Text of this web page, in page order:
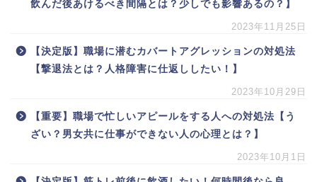
飲んだ後あけるべき間隔とは？少しでも影響あるの？】
2023年11月25日
【決定版】職場に潜むカバートアグレッションの対処法
【撃退法とは？人格障害に仕返ししたい！】
2023年10月29日
【重要】職場で忙しいアピールをする人への対処法【う
ざい？男女共に仕事ができない人の心理とは？】
2023年10月1日